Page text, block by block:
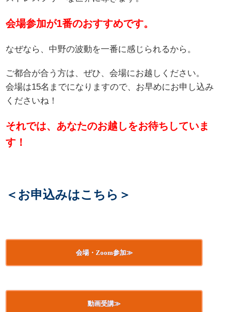
会場参加が1番のおすすめです。
なぜなら、中野の波動を一番に感じられるから。
ご都合が合う方は、ぜひ、会場にお越しください。
会場は15名までになりますので、お早めにお申し込み
くださいね！
それでは、あなたのお越しをお待ちしていま
す！
＜お申込みはこちら＞
会場・Zoom参加≫
動画受講≫